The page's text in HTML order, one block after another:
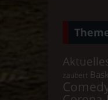
zaubert